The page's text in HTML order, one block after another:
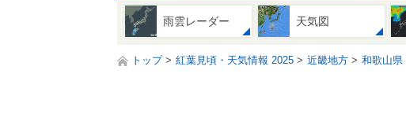
雨雲レーダー 天気図
トップ 紅葉見頃・天気情報 2025 近畿地方 和歌山県